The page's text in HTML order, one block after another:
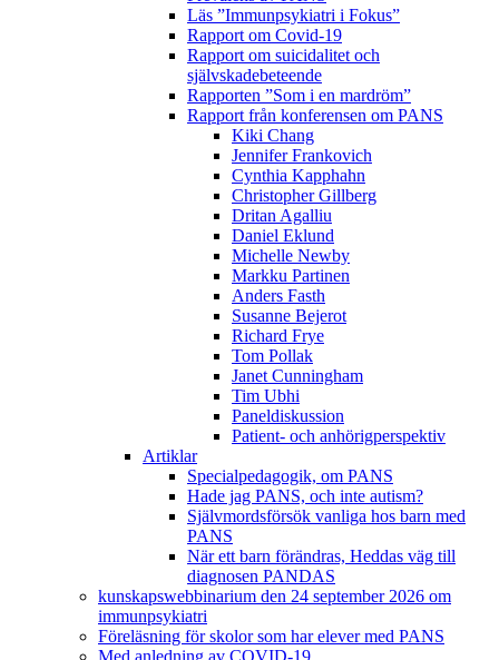
Läs ”Immunpsykiatri i Fokus”
Rapport om Covid-19
Rapport om suicidalitet och
självskadebeteende
Rapporten ”Som i en mardröm”
Rapport från konferensen om PANS
Kiki Chang
Jennifer Frankovich
Cynthia Kapphahn
Christopher Gillberg
Dritan Agalliu
Daniel Eklund
Michelle Newby
Markku Partinen
Anders Fasth
Susanne Bejerot
Richard Frye
Tom Pollak
Janet Cunningham
Tim Ubhi
Paneldiskussion
Patient- och anhörigperspektiv
Artiklar
Specialpedagogik, om PANS
Hade jag PANS, och inte autism?
Självmordsförsök vanliga hos barn med
PANS
När ett barn förändras, Heddas väg till
diagnosen PANDAS
kunskapswebbinarium den 24 september 2026 om
immunpsykiatri
Föreläsning för skolor som har elever med PANS
Med anledning av COVID-19